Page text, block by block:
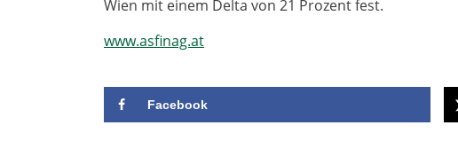
Wien mit einem Delta von 21 Prozent fest.
www.asfinag.at
Facebook